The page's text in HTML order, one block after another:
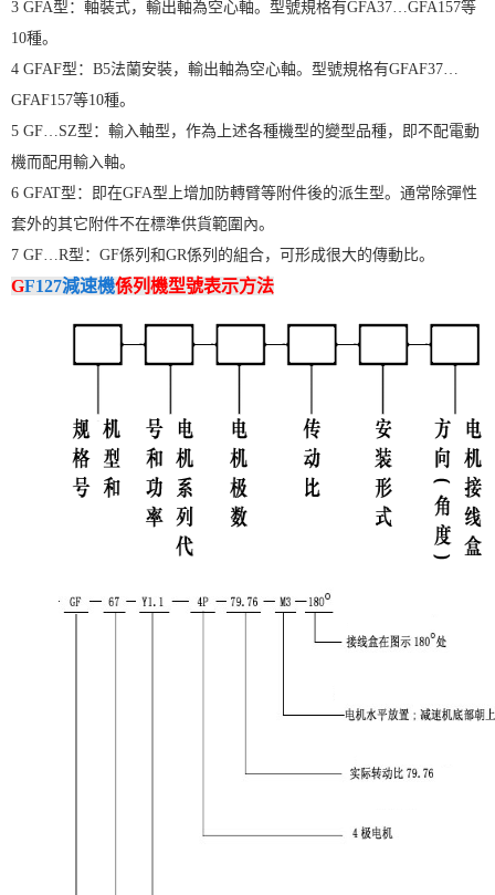
3 GFA型：軸裝式，輸出軸為空心軸。型號規格有GFA37…GFA157等
10種。
4 GFAF型：B5法蘭安裝，輸出軸為空心軸。型號規格有GFAF37…
GFAF157等10種。
5 GF…SZ型：輸入軸型，作為上述各種機型的變型品種，即不配電動
機而配用輸入軸。
6 GFAT型：即在GFA型上增加防轉臂等附件後的派生型。通常除彈性
套外的其它附件不在標準供貨範圍內。
7 GF…R型：GF係列和GR係列的組合，可形成很大的傳動比。
GF127減速機係列機型號表示方法